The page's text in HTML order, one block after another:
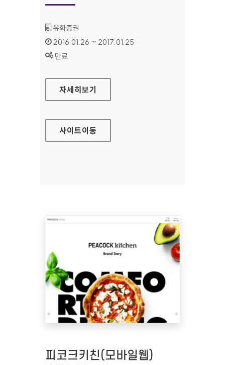
기관명 :
유화증권
인증기간 :
2016.01.26 ~ 2017.01.25
상태 :
만료
유화증권 홈페이지
자세히보기
사이트이동
피코크키친(모바일웹)